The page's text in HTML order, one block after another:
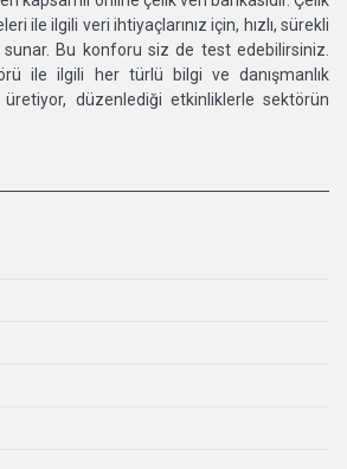
ile ilgili veri ihtiyaçlarınız için, hızlı, sürekli
Bu konforu siz de test edebilirsiniz.
ile ilgili her türlü bilgi ve danışmanlık
üretiyor, düzenlediği etkinliklerle sektörün